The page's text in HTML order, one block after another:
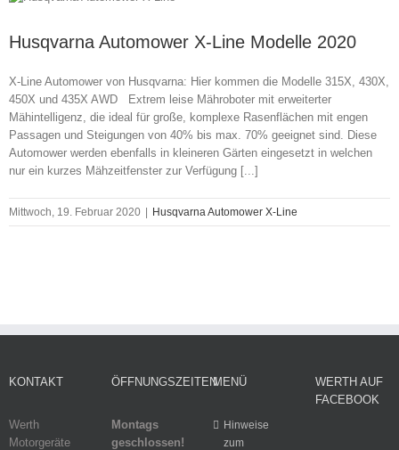
Husqvarna Automower X-Line Modelle 2020
X-Line Automower von Husqvarna: Hier kommen die Modelle 315X, 430X,
450X und 435X AWD Extrem leise Mähroboter mit erweiterter
Mähintelligenz, die ideal für große, komplexe Rasenflächen mit engen
Passagen und Steigungen von 40% bis max. 70% geeignet sind. Diese
Automower werden ebenfalls in kleineren Gärten eingesetzt in welchen
nur ein kurzes Mähzeitfenster zur Verfügung [...]
Mittwoch, 19. Februar 2020 Husqvarna Automower X-Line
KONTAKT
Werth
Motorgeräte
ÖFFNUNGSZEITEN
Montags
geschlossen!
MENÜ
Hinweise
zum
WERTH AUF
FACEBOOK